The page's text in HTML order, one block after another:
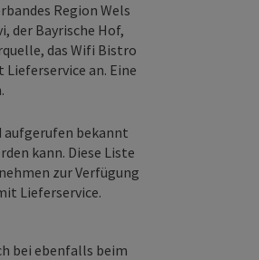
Region Wels
der Bayrische Hof,
das Wifi Bistro
an. Eine
aufgerufen bekannt
kann. Diese Liste
zur Verfügung
Lieferservice.
bei ebenfalls beim